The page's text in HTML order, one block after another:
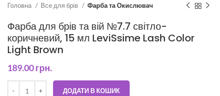
Головна Все для брів Фарба та Окислювач
Фарба для брів та вій №7.7 світло-
коричневий, 15 мл LeviSsime Lash Color
Light Brown
189.00грн.
ДОДАТИ В КОШИК